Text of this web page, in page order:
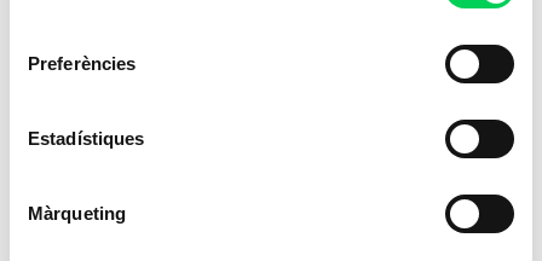
Preferències
Estadístiques
Màrqueting
Vitae? Analizar, editar y mejorar el
23 de abril de 2020